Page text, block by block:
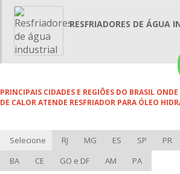
VASO DE PRESSÃO VERTICAL
VASO DE PRESSÃO HORIZONTAL
TROCADOR DE CALOR MANUTENÇÃO
VASO DE PRESSÃO AÇO CARBONO
TROCADOR DE CALOR CASCO E TUBO
MANUTENÇÃO DE TROCADORES DE CALOR CASCO
RESFRIADORES DE ÁGUA
PRINCIPAIS CIDADES E REGIÕES DO BRASIL
DE CALOR ATENDE RESFRIADOR PARA ÓLEO
Selecione RJ MG ES SP PR
BA
CE GO e DF AM PA